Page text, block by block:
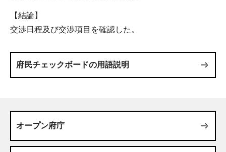
【結論】
交渉日程及び交渉項目を確認した。
府民チェックボードの用語説明
オープン府庁